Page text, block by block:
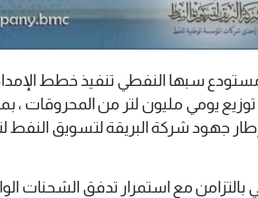
وال ) – واصل مستودع سبها النفطي تنفيذ خطط
يومي مليون لتر من المحروقات ،
جهود شركة البريقة لتسويق النفط
بالتزامن مع استمرار تدفق الشحنات